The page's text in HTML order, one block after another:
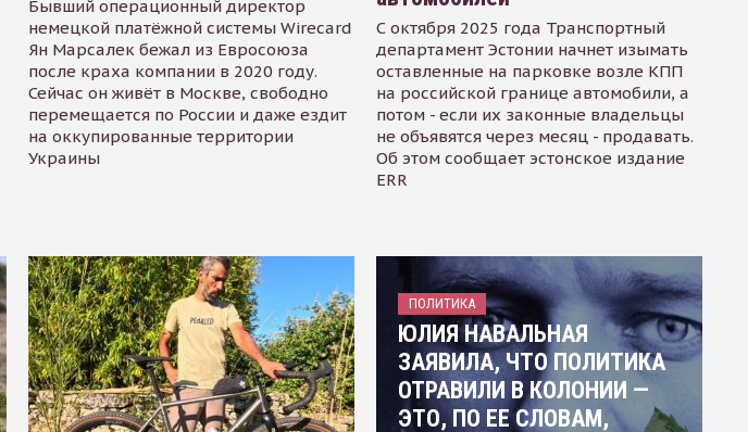
Бывший операционный директор
немецкой платёжной системы Wirecard
Ян Марсалек бежал из Евросоюза
после краха компании в 2020 году.
Сейчас он живёт в Москве, свободно
перемещается по России и даже ездит
на оккупированные территории
Украины
С октября 2025 года Транспортный
департамент Эстонии начнет изымать
оставленные на парковке возле КПП
на российской границе автомобили, а
потом - если их законные владельцы
не объявятся через месяц - продавать.
Об этом сообщает эстонское издание
ERR
ПОЛИТИКА
ЮЛИЯ НАВАЛЬНАЯ
ЗАЯВИЛА, ЧТО ПОЛИТИКА
ОТРАВИЛИ В КОЛОНИИ —
ЭТО, ПО ЕЕ СЛОВАМ,